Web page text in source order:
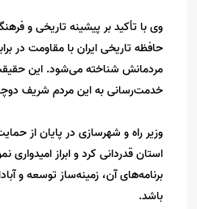
وی با تأکید بر پیشینه تاریخی و
حافظه تاریخی ایران با مقاومت در
مردمانش شناخته می‌شود. این
خدمت‌رسانی به این مردم شریف
وزیر راه و شهرسازی در پایان از
استان قدردانی کرد و ابراز امیدواری
برنامه‌های آن، زمینه‌ساز توسعه و
باشد.